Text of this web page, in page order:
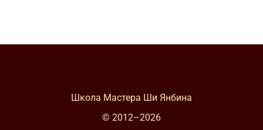
Школа Мастера Ши Янбина
© 2012–2026